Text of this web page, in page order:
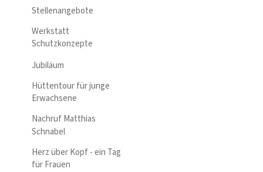
Stellenangebote
Werkstatt
Schutzkonzepte
Jubiläum
Hüttentour für junge
Erwachsene
Nachruf Matthias
Schnabel
Herz über Kopf - ein Tag
für Frauen